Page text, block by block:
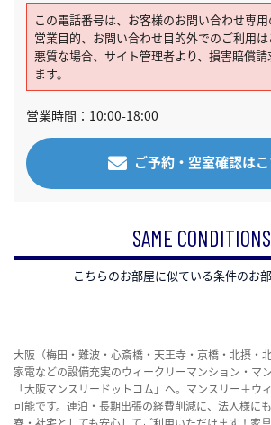
この電話番号は、お客様のお問い合わせ専用
営業目的、お問い合わせ目的外でのご利用は
悪質な場合、サイト管理者より、損害賠償
ます。
営業時間：10:00-18:00
ご予約・空室確認は
SAME CONDITIONS
こちらのお部屋に似ている条件のお
大阪（梅田・難波・心斎橋・天王寺・京橋・北摂・
家電などの設備充実のウィークリーマンション・マ
「大阪マンスリードットコム」へ。マンスリー＋ウ
可能です。連泊・長期出張の経費削減に、法人様に